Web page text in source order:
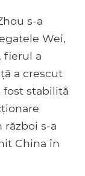
s-a
Wei,
fierul a
a crescut
fost stabilită
s-a
China în